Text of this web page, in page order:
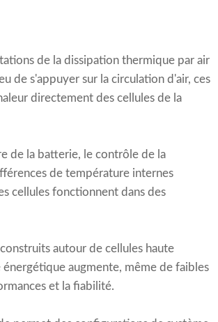
de la dissipation thermique par air
de s'appuyer sur la circulation d'air, ces
directement des cellules de la
de la batterie, le contrôle de la
de température internes
cellules fonctionnent dans des
autour de cellules haute
augmente, même de faibles
et la fiabilité.